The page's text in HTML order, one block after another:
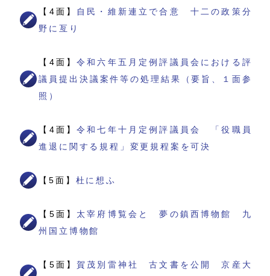
【4面】
自民・維新連立で合意 十二の政策分
野に亙り
【4面】令和六年五月定例評議員会における評
議員提出決議案件等の処理結果（要旨、１面参
照）
【4面】令和七年十月定例評議員会 「役職員
進退に関する規程」変更規程案を可決
【5面】 杜に想ふ
【5面】 太宰府博覧会と 夢の鎮西博物館 九
州国立博物館
【5面】賀茂別雷神社 古文書を公開 京産大